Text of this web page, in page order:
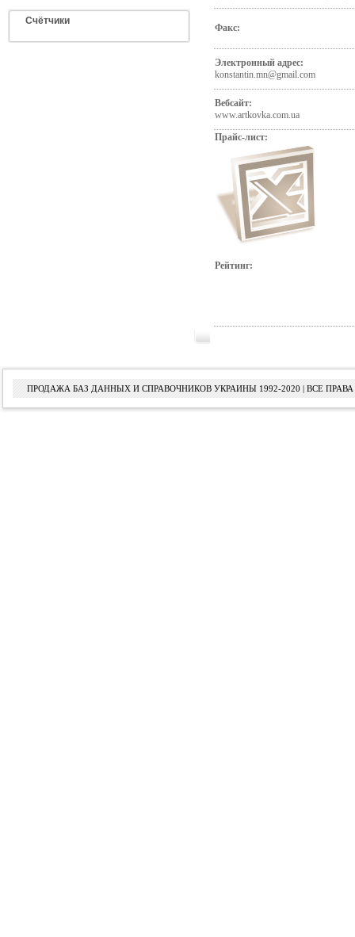
Счётчики
Факс:
Электронный адрес:
konstantin.mn@gmail.com
Вебсайт:
www.artkovka.com.ua
Прайс-лист:
Рейтинг:
ПРОДАЖА БАЗ ДАННЫХ И СПРАВОЧНИКОВ УКРАИНЫ 1992-2020 | ВСЕ